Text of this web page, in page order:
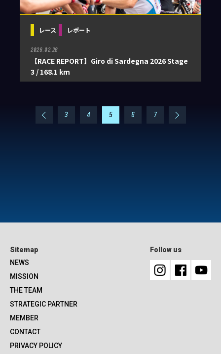
レース レポート
2026.02.28
【RACE REPORT】Giro di Sardegna 2026 Stage
3 / 168.1 km
3 4 5 6 7
Sitemap
NEWS
MISSION
THE TEAM
STRATEGIC PARTNER
MEMBER
CONTACT
PRIVACY POLICY
Follow us